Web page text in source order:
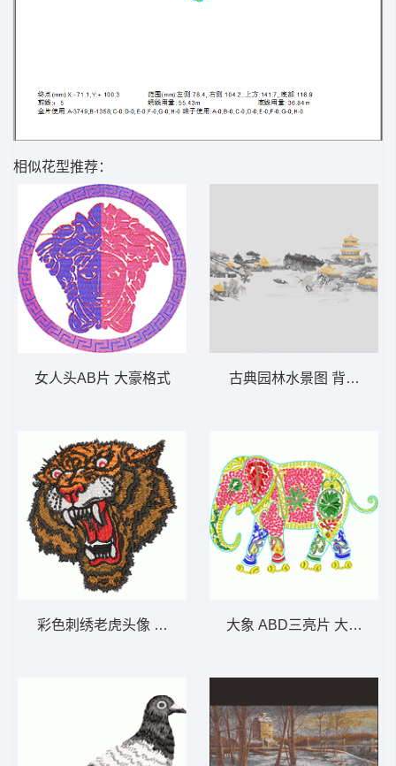
相似花型推荐：
女人头AB片 大豪格式
彩色刺绣老虎头像 老虎头
古典园林水景图 背景阁楼
大象 ABD三亮片 大豪格式